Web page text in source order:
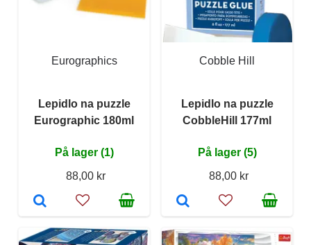
Eurographics
Lepidlo na puzzle
Eurographic 180ml
På lager (1)
88,00 kr
Cobble Hill
Lepidlo na puzzle
CobbleHill 177ml
På lager (5)
88,00 kr